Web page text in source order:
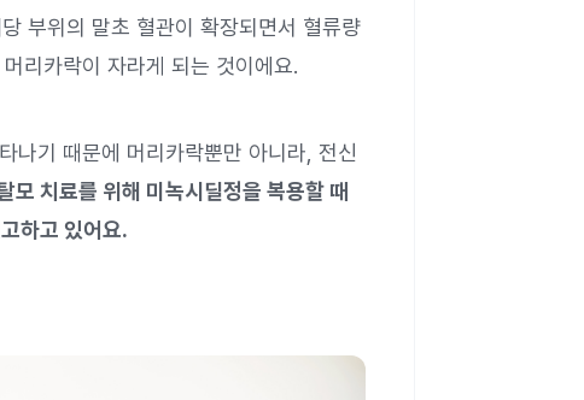
부위의 말초 혈관이 확장되면서 혈류량
리카락이 자라게 되는 것이에요.
나기 때문에 머리카락뿐만 아니라, 전신
모 치료를 위해 미녹시딜정을 복용할 때
하고 있어요.